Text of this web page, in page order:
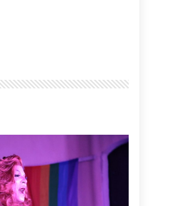
▶
Entrevista al director de la Empresa de Bebidas y Refrescos en Camagüey
Decreto 144 Instituto Nacional de Activos Empresariales Estatales